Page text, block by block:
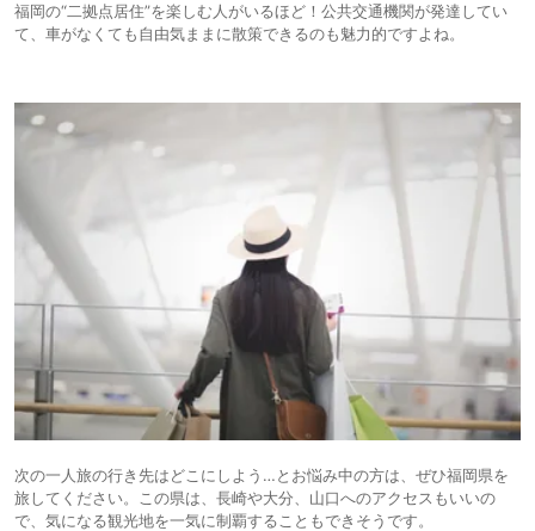
福岡の“二拠点居住”を楽しむ人がいるほど！公共交通機関が発達してい
て、車がなくても自由気ままに散策できるのも魅力的ですよね。
次の一人旅の行き先はどこにしよう…とお悩み中の方は、ぜひ福岡県を
旅してください。この県は、長崎や大分、山口へのアクセスもいいの
で、気になる観光地を一気に制覇することもできそうです。